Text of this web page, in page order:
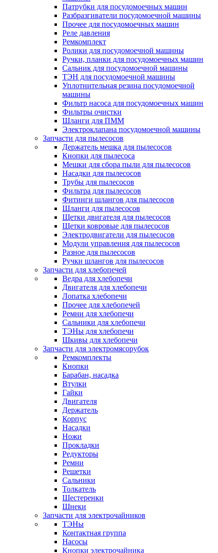
Патрубки для посудомоечных машин
Разбразгиватели посудомоечной машины
Прочее для посудомоечных машин
Реле давления
Ремкомплект
Ролики для посудомоечной машины
Ручки, планки для посудомоечных машин
Сальник для посудомоечной машины
ТЭН для посудомоечной машины
Уплотнительная резина посудомоечной
машины
Фильтр насоса для посудомоечных машин
Фильтры очистки
Шланги для ПММ
Электроклапана посудомоечной машины
Запчасти для пылесосов
Держатель мешка для пылесосов
Кнопки для пылесоса
Мешки для сбора пыли для пылесосов
Насадки для пылесосов
Трубы для пылесосов
Фильтра для пылесосов
Фитинги шлангов для пылесосов
Шланги для пылесосов
Щетки двигателя для пылесосов
Щетки ковровые для пылесосов
Электродвигатели для пылесосов
Модули управления для пылесосов
Разное для пылесосов
Ручки шлангов для пылесосов
Запчасти для хлебопечей
Ведра для хлебопечи
Двигателя для хлебопечи
Лопатка хлебопечи
Прочее для хлебопечей
Ремни для хлебопечи
Сальники для хлебопечи
ТЭНы для хлебопечи
Шкивы для хлебопечи
Запчасти для электромясорубок
Ремкомплекты
Кнопки
Барабан, насадка
Втулки
Гайки
Двигателя
Держатель
Корпус
Насадки
Ножи
Прокладки
Редукторы
Ремни
Решетки
Сальники
Толкатель
Шестеренки
Шнеки
Запчасти для электрочайников
ТЭНы
Контактная группа
Насосы
Кнопки электрочайника